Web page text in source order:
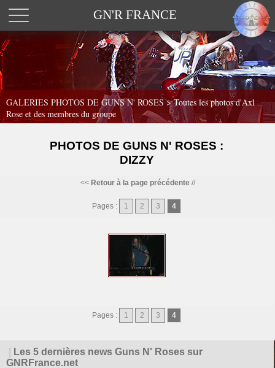
GN'R FRANCE
GALERIES PHOTOS DE GUNS N' ROSES >Toutes les photos d'Axl
Rose et des membres du groupe
PHOTOS DE GUNS N' ROSES :
DIZZY
<< Retour à la page précédente//
Pages : 1 2 3 4
Pages : 1 2 3 4
Les 5 dernières news Guns N' Roses sur
GNRFrance.net